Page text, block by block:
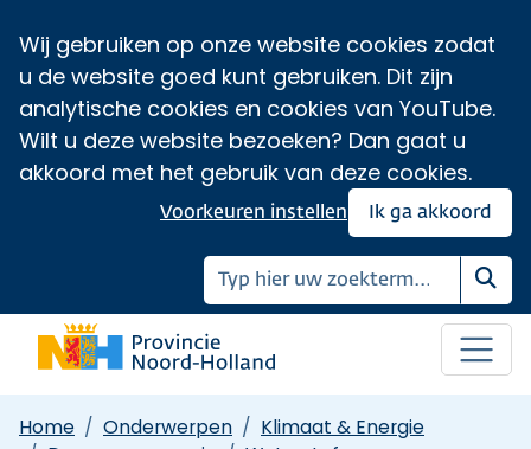
Wij gebruiken op onze website cookies zodat
u de website goed kunt gebruiken. Dit zijn
analytische cookies en cookies van YouTube.
Wilt u deze website bezoeken? Dan gaat u
akkoord met het gebruik van deze cookies.
Ik ga akkoord
Voorkeuren instellen
Home Onderwerpen
Klimaat & Energie